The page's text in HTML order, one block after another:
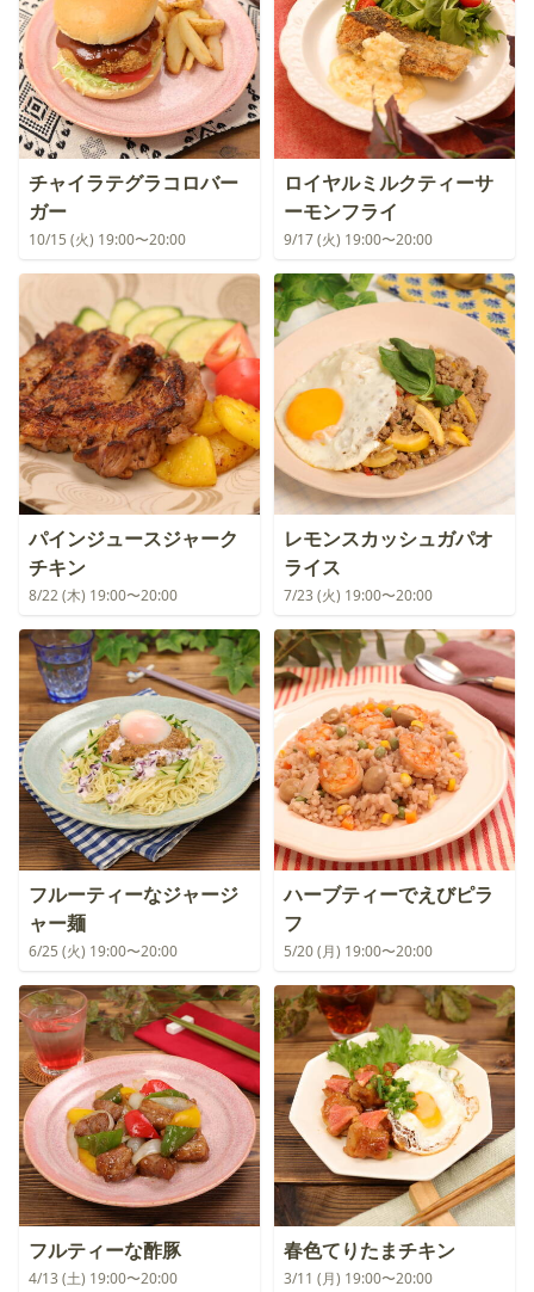
チャイラテグラコロバー
ガー
10/15 (火) 19:00〜20:00
ロイヤルミルクティーサ
ーモンフライ
9/17 (火) 19:00〜20:00
パインジュースジャーク
チキン
8/22 (木) 19:00〜20:00
レモンスカッシュガパオ
ライス
7/23 (火) 19:00〜20:00
フルーティーなジャージ
ャー麺
6/25 (火) 19:00〜20:00
ハーブティーでえびピラ
フ
5/20 (月) 19:00〜20:00
フルティーな酢豚
4/13 (土) 19:00〜20:00
春色てりたまチキン
3/11 (月) 19:00〜20:00